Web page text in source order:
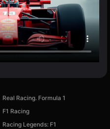
Real Racing. Formula 1
F1 Racing
Racing Legends: F1